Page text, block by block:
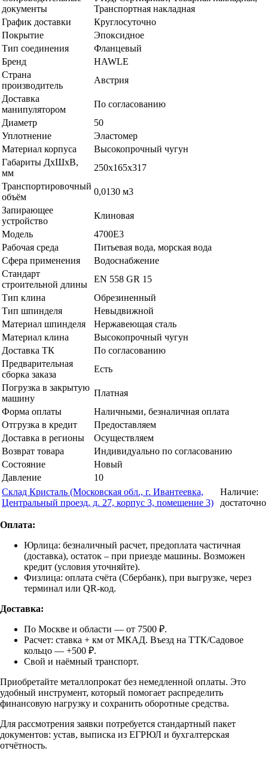
документы
Транспортная накладная
График доставки
Круглосуточно
Покрытие
Эпоксидное
Тип соединения
Фланцевый
Бренд
HAWLE
Страна
производитель
Австрия
Доставка
манипулятором
По согласованию
Диаметр
50
Уплотнение
Эластомер
Материал корпуса
Высокопрочный чугун
Габариты ДхШхВ,
мм
250х165х317
Транспортировочный
объём
0,0130 м3
Запирающее
устройство
Клиновая
Модель
4700E3
Рабочая среда
Питьевая вода, морская вода
Сфера применения
Водоснабжение
Стандарт
строительной длины
EN 558 GR 15
Тип клина
Обрезиненный
Тип шпинделя
Невыдвижной
Материал шпинделя
Нержавеющая сталь
Материал клина
Высокопрочный чугун
Доставка ТК
По согласованию
Предварительная
сборка заказа
Есть
Погрузка в закрытую
машину
Платная
Форма оплаты
Наличными, безналичная оплата
Отгрузка в кредит
Предоставляем
Доставка в регионы
Осуществляем
Возврат товара
Индивидуально по согласованию
Состояние
Новый
Давление
10
Склад Кристаль (Московская обл., г. Ивантеевка,
Центральный проезд, д. 27, корпус 3, помещение 3)
Наличие:
достаточно
Оплата:
Юрлица: безналичный расчет, предоплата частичная
(доставка), остаток – при приезде машины. Возможен
кредит (условия уточняйте).
Физлица: оплата счёта (Сбербанк), при выгрузке, через
терминал или QR-код.
Доставка:
По Москве и области — от 7500 ₽.
Расчет: ставка + км от МКАД. Въезд на ТТК/Садовое
кольцо — +500 ₽.
Свой и наёмный транспорт.
Приобретайте металлопрокат без немедленной оплаты. Это
удобный инструмент, который помогает распределить
финансовую нагрузку и сохранить оборотные средства.
Для рассмотрения заявки потребуется стандартный пакет
документов: устав, выписка из ЕГРЮЛ и бухгалтерская
отчётность.